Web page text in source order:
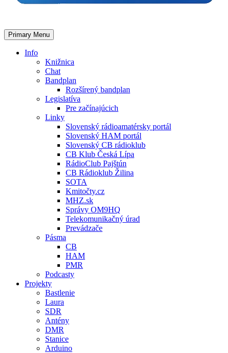
Primary Menu
Info
Knižnica
Chat
Bandplan
Rozšírený bandplan
Legislatíva
Pre začínajúcich
Linky
Slovenský rádioamatérsky portál
Slovenský HAM portál
Slovenský CB rádioklub
CB Klub Česká Lípa
RádioClub Pajštún
CB Rádioklub Žilina
SOTA
Kmitočty.cz
MHZ.sk
Správy OM9HQ
Telekomunikačný úrad
Prevádzače
Pásma
CB
HAM
PMR
Podcasty
Projekty
Bastlenie
Laura
SDR
Antény
DMR
Stanice
Arduino